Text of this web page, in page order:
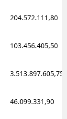
204.572.111,80
103.456.405,50
3.513.897.605,75
46.099.331,90